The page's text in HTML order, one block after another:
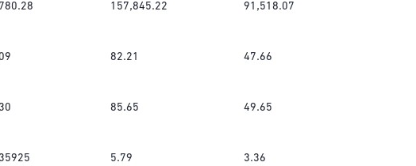
157,845.22 91,518.07
82.21 47.66
85.65 49.65
5.79 3.36